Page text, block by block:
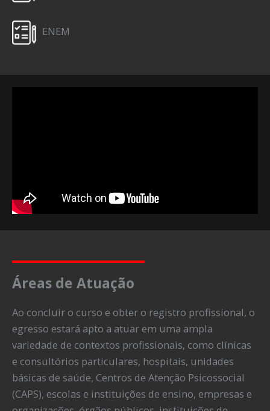
ENEM
Áreas de Atuação
Ao concluir o curso e obter o registro profissional, o
egresso estará apto a atuar em uma ampla
variedade de contextos profissionais, como clínicas
e consultórios particulares, hospitais, unidades
básicas de saúde, Centros de Atenção Psicossocial
(CAPS), escolas e instituições de ensino, empresas e